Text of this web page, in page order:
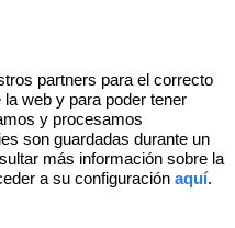
partners para el correcto
web y para poder tener
y procesamos
son guardadas durante un
más información sobre la
a su configuración aquí.